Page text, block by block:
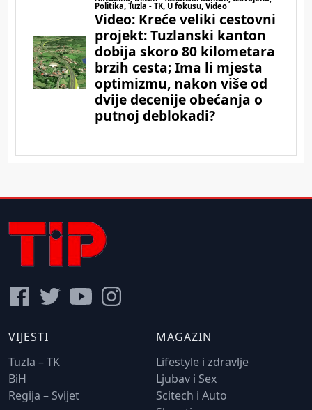
VIJESTI
Tuzla – TK
BiH
Regija – Svijet
MAGAZIN
Lifestyle i zdravlje
Ljubav i Sex
Scitech i Auto